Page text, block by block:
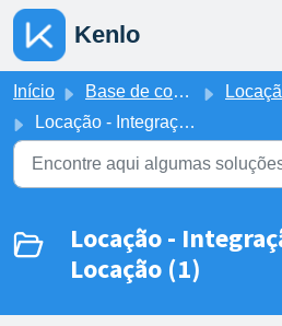
Ir para o conteúdo principal
Kenlo
Início Base de conhecimento
Locação - Integração Imob x Locação
Locação -
Locação (1)